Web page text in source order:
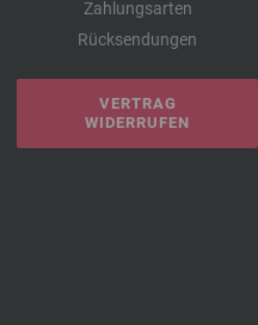
Zahlungsarten
Rücksendungen
VERTRAG
WIDERRUFEN